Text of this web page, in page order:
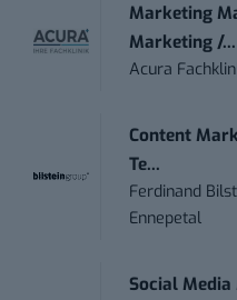
Marketing
Marketing /...
Acura
Content
Te...
Ferdinand
Ennepetal
Social